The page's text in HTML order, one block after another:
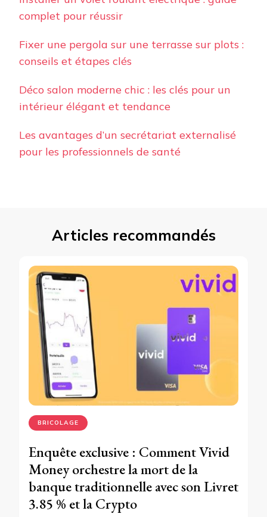
complet pour réussir
Fixer une pergola sur une terrasse sur plots :
conseils et étapes clés
Déco salon moderne chic : les clés pour un
intérieur élégant et tendance
Les avantages d’un secrétariat externalisé
pour les professionnels de santé
Articles recommandés
BRICOLAGE
Enquête exclusive : Comment Vivid
Money orchestre la mort de la
banque traditionnelle avec son Livret
3.85 % et la Crypto